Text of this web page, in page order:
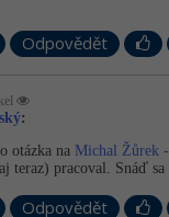
specialista
-41%
(AI)
Odpovědět
:
otázka na Michal Žůrek
teraz) pracoval. Snáď
Odpovědět